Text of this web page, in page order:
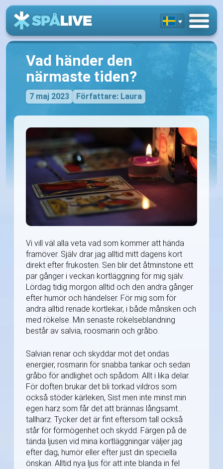
Vad händer den
närmaste tiden?
7 maj 2023 Författare: Laura
Vi vill väl alla veta vad som kommer att hända
framöver. Själv drar jag alltid mitt dagens kort
direkt efter frukosten. Sen blir det åtminstone ett
par gånger i veckan kortläggning för mig själv.
Lördag tidig morgon alltid och den andra gånger
efter humör och händelser. För mig som för
andra alltid renade kortlekar, i både månsken och
med rökelse. Min senaste rökelseblandning
består av salvia, roosmarin och gråbo.
Salvian renar och skyddar mot det ondas
energier, rosmarin för snabba tankar och sedan
gråbo för andlighet och spådom. Allt i lika delar.
För doften brukar det bli torkad vildros som
också stöder kärleken, Sist men inte minst min
egen harz som får det att brännas långsamt…
tallharz. Tycker det är fint eftersom tall också
står för förmögenhet och skydd. Färgen på de
tända ljusen vid mina kortläggningar väljer jag
efter dag, humör eller efter just din speciella
önskan. Alltid nya ljus för att inte blanda in fel